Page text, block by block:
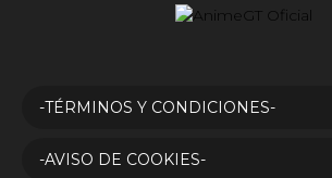
-TÉRMINOS Y CONDICIONES-
-AVISO DE COOKIES-